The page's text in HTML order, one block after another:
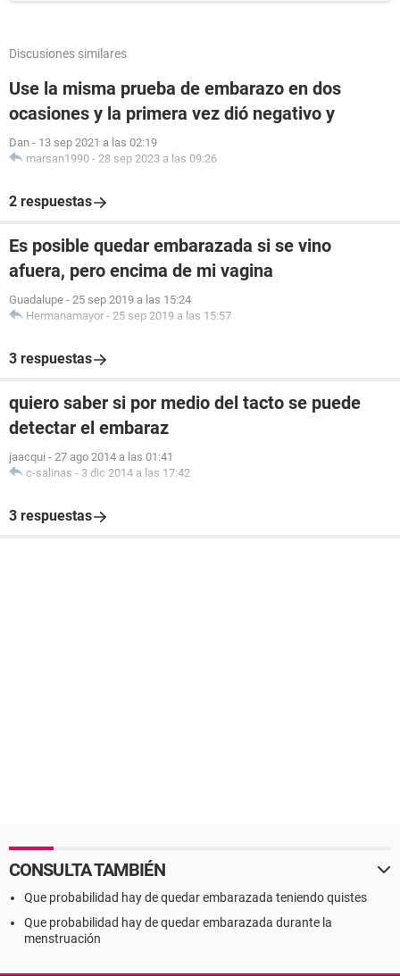
Discusiones similares
Use la misma prueba de embarazo en dos
ocasiones y la primera vez dió negativo y
Dan - 13 sep 2021 a las 02:19
marsan1990 - 28 sep 2023 a las 09:26
2 respuestas
Es posible quedar embarazada si se vino
afuera, pero encima de mi vagina
Guadalupe - 25 sep 2019 a las 15:24
Hermanamayor - 25 sep 2019 a las 15:57
3 respuestas
quiero saber si por medio del tacto se puede
detectar el embaraz
jaacqui - 27 ago 2014 a las 01:41
c-salinas - 3 dic 2014 a las 17:42
3 respuestas
CONSULTA TAMBIÉN
Que probabilidad hay de quedar embarazada teniendo quistes
Que probabilidad hay de quedar embarazada durante la
menstruación